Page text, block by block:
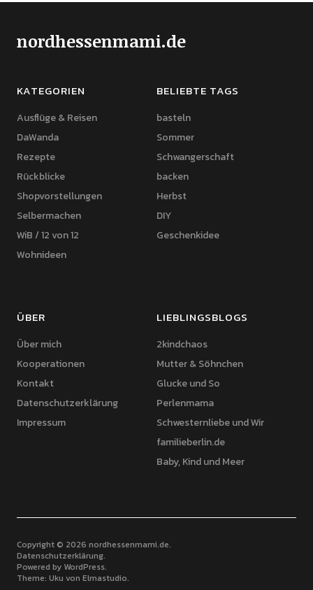
nordhessenmami.de
KATEGORIEN
Ausflüge & Reisen
DaWanda
Rezepte
Rückblicke
Shopvorstellungen
Selbermachen
WiB / 12 von 12
Wohnideen
BELIEBTE TAGS
basteln
Sommer
Schwangerschaft
backen
Herbst
DIY
Geschenkidee
ÜBER
Über mich
Kooperationen
Kontakt
Datenschutzerklärung
Impressum
LIEBLINGSBLOGS
2kindchaos
Mutter & Söhnchen
Glucke und So
Perlenmama
Schwesternliebe und Wir
familieberlin.de
Baby, Kind und Meer
Copyright © 2026 nordhessenmami.de
Datenschutzerklärung
Powered by WordPress
Theme: Uku von Elmastudio